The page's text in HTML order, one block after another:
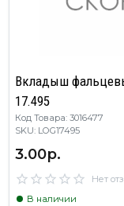
Вкладыш
17.495
Код Товара: 3016477
SKU: LOG17495
3.00р.
Нет
В наличии